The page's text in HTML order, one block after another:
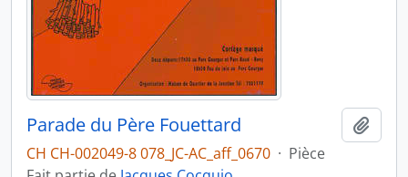
Parade du Père Fouettard
CH CH-002049-8 078_JC-AC_aff_0670 · Pièce